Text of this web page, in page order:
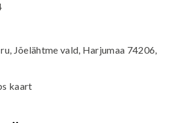
Jõelähtme vald, Harjumaa 74206,
kaart